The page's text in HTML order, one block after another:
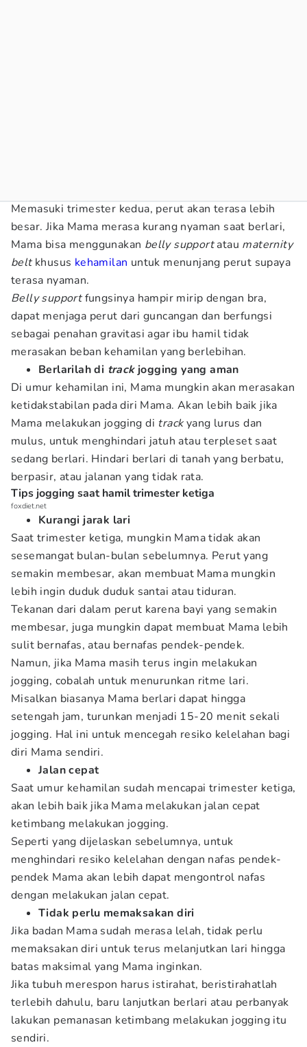
Memasuki trimester kedua, perut akan terasa lebih
besar. Jika Mama merasa kurang nyaman saat berlari,
Mama bisa menggunakan belly supportatau maternity
beltkhusus kehamilan untuk menunjang perut supaya
terasa nyaman.
Belly supportfungsinya hampir mirip dengan bra,
dapat menjaga perut dari guncangan dan berfungsi
sebagai penahan gravitasi agar ibu hamil tidak
merasakan beban kehamilan yang berlebihan.
Berlarilah di track jogging yang aman
Di umur kehamilan ini, Mama mungkin akan merasakan
ketidakstabilan pada diri Mama. Akan lebih baik jika
Mama melakukan jogging di trackyang lurus dan
mulus, untuk menghindari jatuh atau terpleset saat
sedang berlari. Hindari berlari di tanah yang berbatu,
berpasir, atau jalanan yang tidak rata.
Tips jogging saat hamil trimester ketiga
foxdiet.net
Kurangi jarak lari
Saat trimester ketiga, mungkin Mama tidak akan
sesemangat bulan-bulan sebelumnya. Perut yang
semakin membesar, akan membuat Mama mungkin
lebih ingin duduk duduk santai atau tiduran.
Tekanan dari dalam perut karena bayi yang semakin
membesar, juga mungkin dapat membuat Mama lebih
sulit bernafas, atau bernafas pendek-pendek.
Namun, jika Mama masih terus ingin melakukan
jogging, cobalah untuk menurunkan ritme lari.
Misalkan biasanya Mama berlari dapat hingga
setengah jam, turunkan menjadi 15-20 menit sekali
jogging. Hal ini untuk mencegah resiko kelelahan bagi
diri Mama sendiri.
Jalan cepat
Saat umur kehamilan sudah mencapai trimester ketiga,
akan lebih baik jika Mama melakukan jalan cepat
ketimbang melakukan jogging.
Seperti yang dijelaskan sebelumnya, untuk
menghindari resiko kelelahan dengan nafas pendek-
pendek Mama akan lebih dapat mengontrol nafas
dengan melakukan jalan cepat.
Tidak perlu memaksakan diri
Jika badan Mama sudah merasa lelah, tidak perlu
memaksakan diri untuk terus melanjutkan lari hingga
batas maksimal yang Mama inginkan.
Jika tubuh merespon harus istirahat, beristirahatlah
terlebih dahulu, baru lanjutkan berlari atau perbanyak
lakukan pemanasan ketimbang melakukan jogging itu
sendiri.